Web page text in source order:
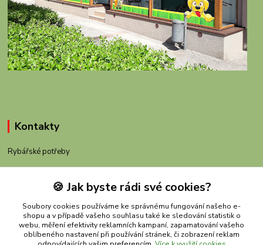
Kontakty
Rybářské potřeby
+420 605 983 110
obchod@rybachov.cz
🍪 Jak byste rádi své cookies?
Soubory cookies používáme ke správnému fungování našeho e-
shopu a v případě vašeho souhlasu také ke sledování statistik o
webu, měření efektivity reklamních kampaní, zapamatování vašeho
oblíbeného nastavení při používání stránek, či zobrazení reklam